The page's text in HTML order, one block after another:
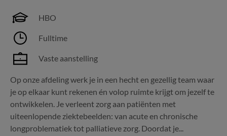
HBO
Fulltime
Vaste aanstelling
Op onze afdeling werk je in een hecht en gezellig team waar
je op elkaar kunt rekenen én volop ruimte krijgt om jezelf te
ontwikkelen. Je verleent zorg aan patiënten met
uiteenlopende ziektebeelden: van acute en chronische
longproblematiek tot palliatieve zorg. Doordat je...